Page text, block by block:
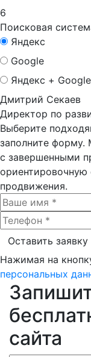
6
Поисковая
Яндекс
Google
Яндекс + Google
Дмитрий Секаев
Директор по
Выберите
заполните
с завершенными
ориентировочную
продвижения.
Нажимая на
персональных
сайта